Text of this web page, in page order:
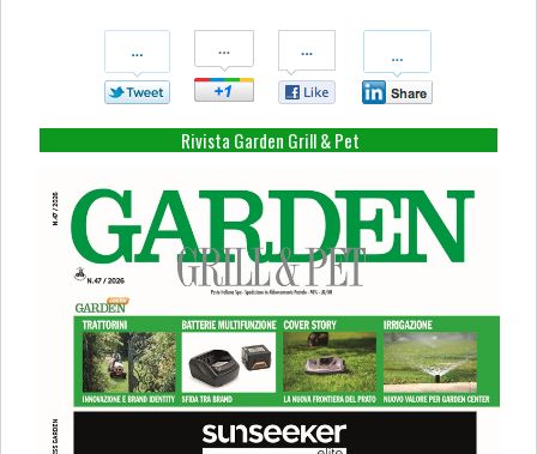
Twitter
Su
Google+
Su
Facebook
Su
Linkedin
Rivista Garden Grill & Pet